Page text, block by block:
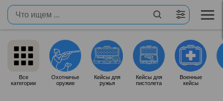
Все
категории
Охотничье
оружие
Кейсы для
ружья
Кейсы для
пистолета
Военные
кейсы